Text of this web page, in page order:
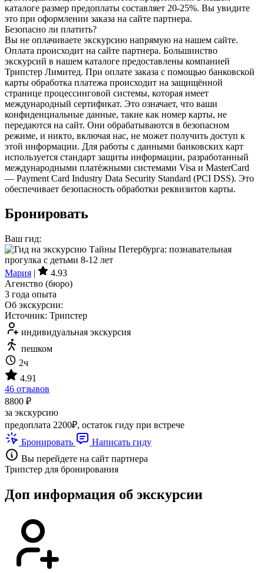
каталоге размер предоплаты составляет 20-25%. Вы увидите
это при оформлении заказа на сайте партнера.
Безопасно ли платить?
Вы не оплачиваете экскурсию напрямую на нашем сайте.
Оплата происходит на сайте партнера. Большинство
экскурсий в нашем каталоге предоставлены компанией
Трипстер Лимитед. При оплате заказа с помощью банковской
карты обработка платежа происходит на защищённой
странице процессинговой системы, которая имеет
международный сертификат. Это означает, что ваши
конфиденциальные данные, такие как номер карты, не
передаются на сайт. Они обрабатываются в безопасном
режиме, и никто, включая нас, не может получить доступ к
этой информации. Для работы с данными банковских карт
используется стандарт защиты информации, разработанный
международными платёжными системами Visa и MasterCard
— Payment Card Industry Data Security Standard (PCI DSS). Это
обеспечивает безопасность обработки реквизитов карты.
Бронировать
Ваш гид:
Мария |
4.93
Агенство (бюро)
3 года опыта
Об экскурсии:
Источник: Трипстер
индивидуальная экскурсия
пешком
2ч
4.91
46 отзывов
8800 ₽
за экскурсию
предоплата 2200₽, остаток гиду при встрече
Бронировать
Написать гиду
Вы перейдете на сайт партнера
Трипстер для бронирования
Доп информация об экскурсии